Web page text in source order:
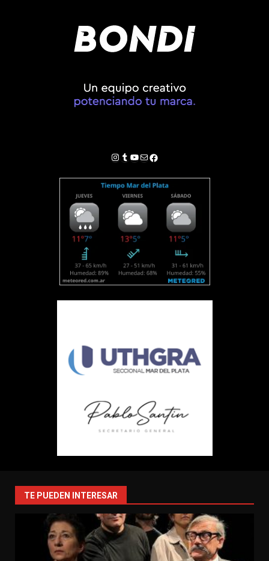
Instagram
Tumblr
YouTube
Correo electrónico
Facebook
TE PUEDEN INTERESAR